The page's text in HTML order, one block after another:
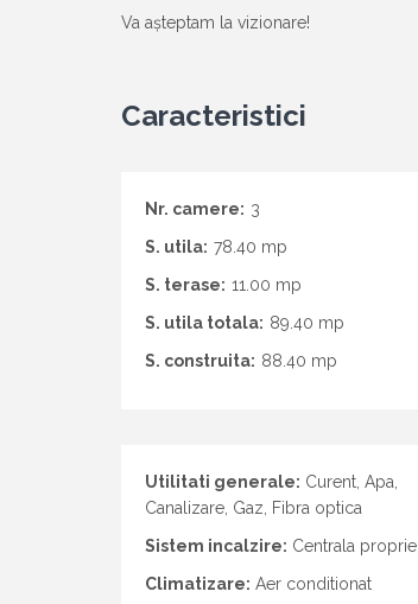
Va așteptam la vizionare!
Caracteristici
Nr. camere: 3
S. utila: 78.40 mp
S. terase: 11.00 mp
S. utila totala: 89.40 mp
S. construita: 88.40 mp
Utilitati generale: Curent, Apa,
Canalizare, Gaz, Fibra optica
Sistem incalzire: Centrala proprie
Climatizare: Aer conditionat